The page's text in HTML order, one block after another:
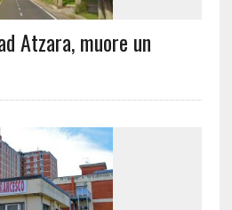
Atzara, muore un